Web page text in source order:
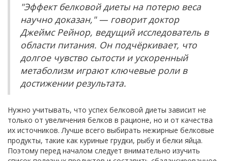
"Эффект белковой диеты на потерю веса
научно доказан," — говорит доктор
Джеймс Рейнор, ведущий исследователь в
области питания. Он подчёркивает, что
долгое чувство сытости и ускоренный
метаболизм играют ключевые роли в
достижении результата.
Нужно учитывать, что успех белковой диеты зависит не
только от увеличения белков в рационе, но и от качества
их источников. Лучше всего выбирать нежирные белковые
продукты, такие как куриные грудки, рыбу и белки яйца.
Поэтому перед началом следует внимательно изучить